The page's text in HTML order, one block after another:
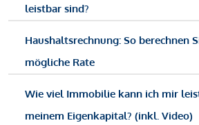
leistbar sind?
Haushaltsrechnung: So berechnen
mögliche Rate
Wie viel Immobilie kann ich mir
meinem Eigenkapital? (inkl. Video)